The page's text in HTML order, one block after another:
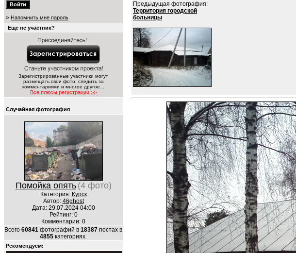
» Напомнить мне пароль
Ещё не участник?
Зарегистрированные участники могут
размещать свои фото, следить за
комментариями и многое другое...
Все плюсы регистрации >>
Случайная фотография
Помойка опять (4 фото)
Категория: Курск
Автор: 46ghost
Дата: 29.07.2024 04:00
Рейтинг: 0
Комментарии: 0
Всего 60841 фотографий в 18387 постах в
4855 категориях.
Рекомендуем:
Предыдущая фотография:
Территория городской
больницы